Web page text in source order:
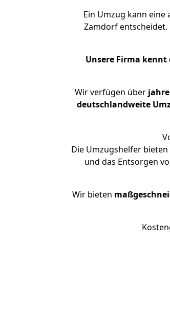
Ein Umzug kann eine
Zamdorf
Unsere Firma kennt
Wir verfügen über
deutschlandweite
Die Umzugshelfer
und das Entsorgen
Wir bieten